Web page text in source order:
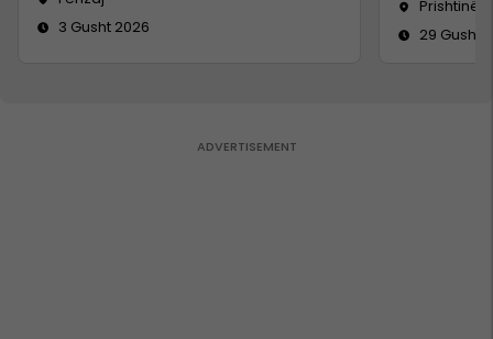
3 Gusht 2026
Prishtinë
29 Gusht